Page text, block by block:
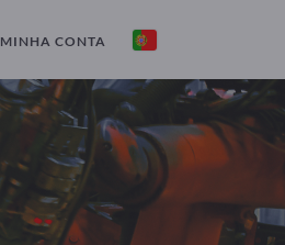
MINHA CONTA
Fabricantes